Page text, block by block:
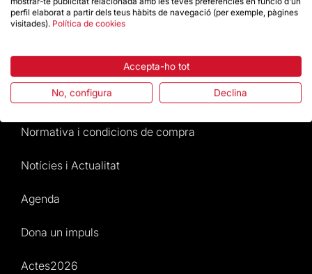
La Fundació
Atenció al Visitant
Normativa i condicions de compra
Notícies i Actualitat
Agenda
Dona un impuls
Actes2026
perfil elaborat a partir dels teus hàbits de navegació (per exemple, pàgines
visitades). Política de cookies
Accepta-ho tot
No, configura Declina